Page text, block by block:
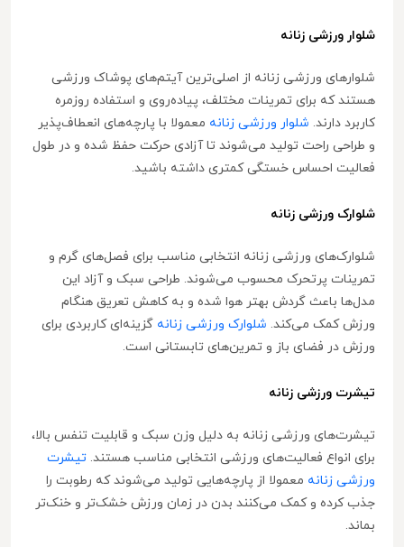
شلوار ورزشی زنانه
شلوارهای ورزشی زنانه از اصلی‌ترین آیتم‌های پوشاک ورزشی
هستند که برای تمرینات مختلف، پیاده‌روی و استفاده روزمره
کاربرد دارند. شلوار ورزشی زنانه معمولا با پارچه‌های انعطاف‌پذیر
و طراحی راحت تولید می‌شوند تا آزادی حرکت حفظ شده و در طول
فعالیت احساس خستگی کمتری داشته باشید.
شلوارک ورزشی زنانه
شلوارک‌های ورزشی زنانه انتخابی مناسب برای فصل‌های گرم و
تمرینات پرتحرک محسوب می‌شوند. طراحی سبک و آزاد این
مدل‌ها باعث گردش بهتر هوا شده و به کاهش تعریق هنگام
ورزش کمک می‌کند. شلوارک ورزشی زنانه گزینه‌ای کاربردی برای
ورزش در فضای باز و تمرین‌های تابستانی است.
تیشرت ورزشی زنانه
تیشرت‌های ورزشی زنانه به دلیل وزن سبک و قابلیت تنفس بالا،
برای انواع فعالیت‌های ورزشی انتخابی مناسب هستند. تیشرت
ورزشی زنانه معمولا از پارچه‌هایی تولید می‌شوند که رطوبت را
جذب کرده و کمک می‌کنند بدن در زمان ورزش خشک‌تر و خنک‌تر
بماند.